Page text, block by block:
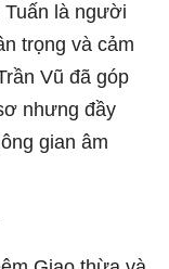
là người
trọng và cảm
Vũ đã góp
nhưng đầy
gian âm